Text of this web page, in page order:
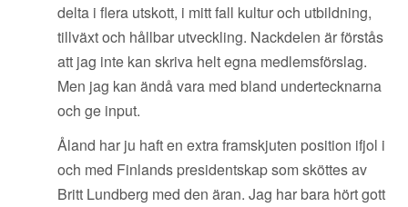
delta i flera utskott, i mitt fall kultur och utbildning,
tillväxt och hållbar utveckling. Nackdelen är förstås
att jag inte kan skriva helt egna medlemsförslag.
Men jag kan ändå vara med bland undertecknarna
och ge input.
Åland har ju haft en extra framskjuten position ifjol i
och med Finlands presidentskap som sköttes av
Britt Lundberg med den äran. Jag har bara hört gott